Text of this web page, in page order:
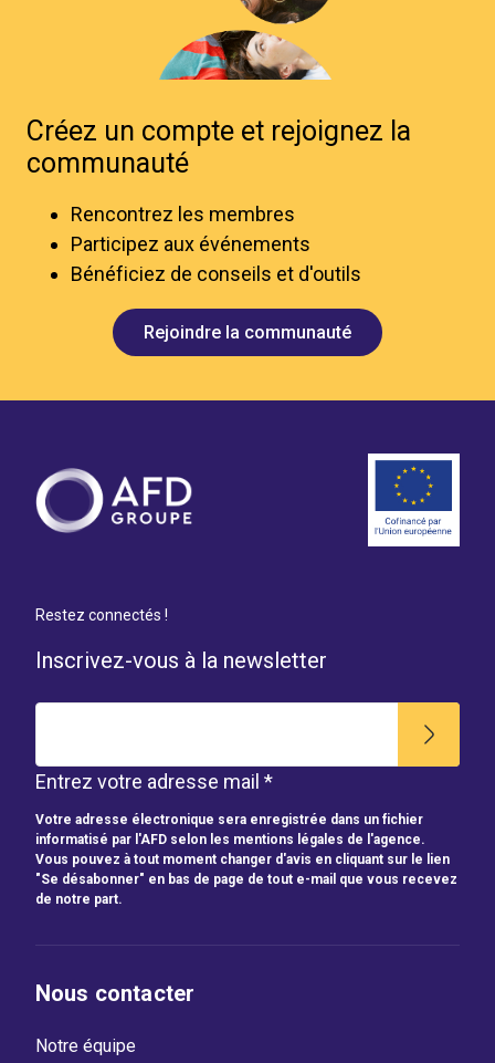
Créez un compte et rejoignez la
communauté
Rencontrez les membres
Participez aux événements
Bénéficiez de conseils et d'outils
Rejoindre la communauté
Restez connectés !
Inscrivez-vous à la newsletter
Entrez votre adresse mail *
Votre adresse électronique sera enregistrée dans un fichier
informatisé par l'AFD selon les mentions légales de l'agence.
Vous pouvez à tout moment changer d'avis en cliquant sur le lien
"Se désabonner" en bas de page de tout e-mail que vous recevez
de notre part.
Nous contacter
Notre équipe